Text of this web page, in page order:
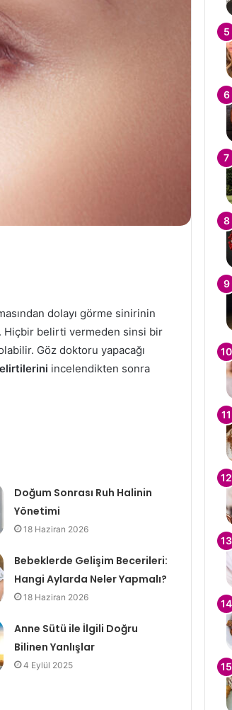
dolayı görme sinirinin
Hiçbir belirti vermeden sinsi bir
Göz doktoru yapacağı
incelendikten sonra
Doğum Sonrası Ruh Halinin
Yönetimi
18 Haziran 2026
Bebeklerde Gelişim Becerileri:
Hangi Aylarda Neler Yapmalı?
18 Haziran 2026
Anne Sütü ile İlgili Doğru
Bilinen Yanlışlar
4 Eylül 2025